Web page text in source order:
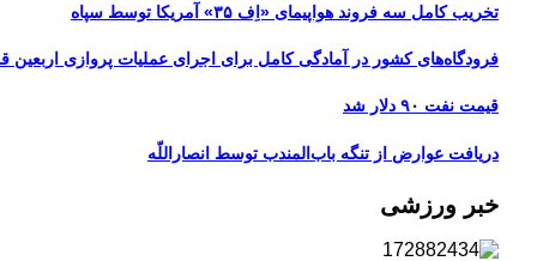
تخریب کامل سه فروند هواپیمای «اِف ۳۵» آمریکا توسط سپاه
فرودگاه‌های کشور در آمادگی کامل برای اجرای عملیات پروازی اربعین
قیمت نفت ۹۰ دلار شد
دریافت عوارض از تنگه باب‌المندب توسط انصاراللّه
خبر ورزشی